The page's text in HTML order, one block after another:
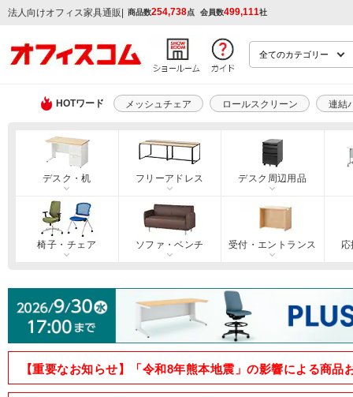
法人向けオフィス家具通販 | 商品数254,738点 会員数499,111社
HOTワード メッシュチェア ロールスクリーン 連結
デスク・机 フリーアドレス デスク周辺用品
椅子・チェア ソファ・ベンチ 受付・エントランス 応
【重要なお知らせ】「令和8年熊本地震」の影響による商品